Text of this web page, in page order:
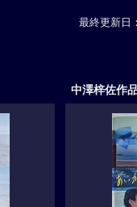
最終更新日
中澤梓佐作